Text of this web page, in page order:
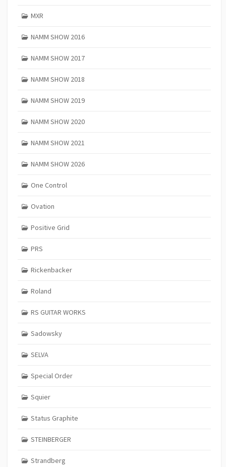
MXR
NAMM SHOW 2016
NAMM SHOW 2017
NAMM SHOW 2018
NAMM SHOW 2019
NAMM SHOW 2020
NAMM SHOW 2021
NAMM SHOW 2026
One Control
Ovation
Positive Grid
PRS
Rickenbacker
Roland
RS GUITAR WORKS
Sadowsky
SELVA
Special Order
Squier
Status Graphite
STEINBERGER
Strandberg